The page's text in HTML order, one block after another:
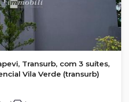
Transurb, com 3 suítes,
Vila Verde (transurb)